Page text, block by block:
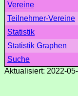
Vereine
Teilnehmer-Vereine
Statistik
Statistik Graphen
Suche
Aktualisiert: 2022-